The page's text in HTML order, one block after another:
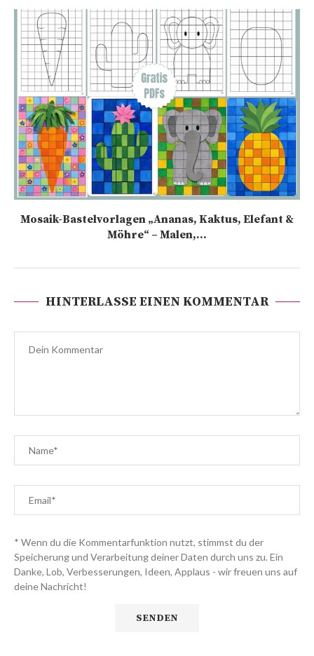
Mosaik-Bastelvorlagen „Ananas, Kaktus, Elefant &
Möhre“ – Malen,...
HINTERLASSE EINEN KOMMENTAR
* Wenn du die Kommentarfunktion nutzt, stimmst du der
Speicherung und Verarbeitung deiner Daten durch uns zu. Ein
Danke, Lob, Verbesserungen, Ideen, Applaus - wir freuen uns auf
deine Nachricht!